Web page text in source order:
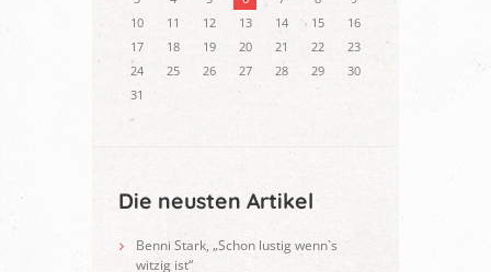
10
11 12 13 14 15
16
17
18 19 20 21 22
23
24
25 26 27 28 29
30
31
Die neusten Artikel
Benni Stark, „Schon lustig wenn`s
witzig ist“